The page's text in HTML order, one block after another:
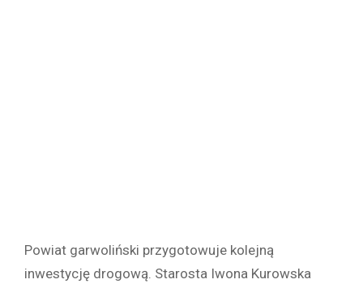
Powiat garwoliński przygotowuje kolejną
inwestycję drogową. Starosta Iwona Kurowska